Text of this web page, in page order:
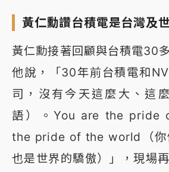
黃仁勳讚台積電是台灣及
黃仁勳接著回顧與台積電30
他說，「30年前台積電和
司，沒有今天這麼大、這
語）。You are the pride
the pride of the world（你
也是世界的驕傲）」，現場